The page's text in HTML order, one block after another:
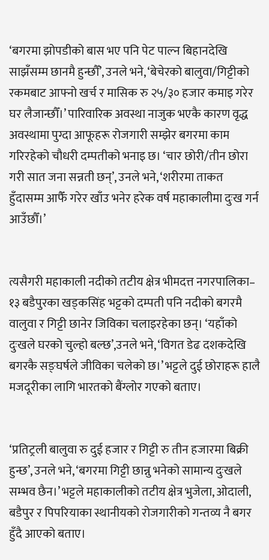
‘बगरमा झोपडीको बास भए पनि पेट पाल्न बिहानदेखि
साझँसम्म छानमै हुन्छौँ’, उनले भने, ‘बेचेरको बालुवा/गिट्टीको
रकमबाट आफ्नो खर्च र मासिक रु २५/३० हजार कमाइ गरेर
घर लैजान्छौँ।’ पारिवारिक अवस्था नाजुक भएकै कारण वृद्ध
अवस्थामा पुग्दा आफूहरू रोजगारी सम्झेर बगरमा काम
गरिरहेको चौधरी दम्पतीको भनाइ छ। ‘चार छोरी/तीन छोरा
गरी सात जना सन्नती छन्’, उनले भने, ‘शरीरमा ताकत
हुँदासम्म आफैँ गरेर खाँउ भनेर हरेक वर्ष महाकालीमा दुःख गर्न
आउँछौँ।’
त्यसैगरी महाकाली नदीको तटीय क्षेत्र भीमदत्त नगरपालिका–
१३ बडैपुरका खड्कसिंह भट्टको दम्पती पनि नदीको बगरमै
वालुवा र गिट्टी छानेर जिविका चलाइरहेका छन्। ‘यहाँको
दुःखले घरको चुल्हो बल्छ’,उनले भने, ‘विगत डेढ दशकदेखि
बगरकै सङ्घर्षले जीविका चलेको छ।’ भट्टले दुई छोराहरू हालै
मजदूरीका लागि भारतको बैंग्लोर गएको बताए।
‘प्रतिट्रली बालुवा रु दुई हजार र गिट्टी रु तीन हजारमा बिक्री
हुन्छ’, उनले भने, ‘बगरमा गिट्टी छान्नु भनेको सामान्य दुःखले
सम्भव छैन।’ भट्टले महाकालीको तटीय क्षेत्र भुजेला, ओदाली,
बडैपुर र पिपरियाका स्थानीयको रोजगारीको गन्तव्य नै बगर
हुँदै आएको बताए।